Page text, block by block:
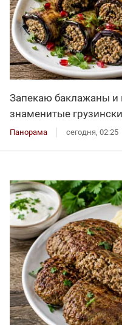
Запекаю баклажаны и
знаменитые
Панорама сегодня, 02:25